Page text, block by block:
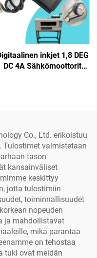
inkjet 1,8 DEG
DC 4A Sähkömoottorit
Co., Ltd. erikoistuu
Tulostimet valmistetaan
tason
kansainväliset
keskittyy
jotta tulostimiin
toiminnallisuudet
nopeuden
ja mahdollistavat
mikä parantaa
on tehostaa
tuki ovat meidän